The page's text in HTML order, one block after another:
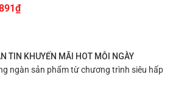
₫
TIN KHUYẾN MÃI HOT MỖI NGÀY
ngàn sản phẩm từ chương trình siêu hấp